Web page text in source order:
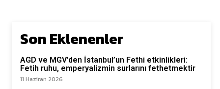
Son Eklenenler
AGD ve MGV’den İstanbul’un Fethi etkinlikleri:
Fetih ruhu, emperyalizmin surlarını fethetmektir
11 Haziran 2026